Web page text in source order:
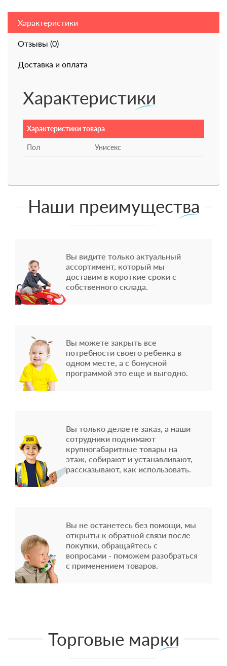
Характеристики
Отзывы (0)
Доставка и оплата
Характеристики
Характеристики товара
Пол Унисекс
Наши преимущества
Вы видите только актуальный
ассортимент, который мы
доставим в короткие сроки с
собственного склада.
Вы можете закрыть все
потребности своего ребенка в
одном месте, а с бонусной
программой это еще и выгодно.
Вы только делаете заказ, а наши
сотрудники поднимают
крупногабаритные товары на
этаж, собирают и устанавливают,
рассказывают, как использовать.
Вы не останетесь без помощи, мы
открыты к обратной связи после
покупки, обращайтесь с
вопросами - поможем разобраться
с применением товаров.
Торговые марки